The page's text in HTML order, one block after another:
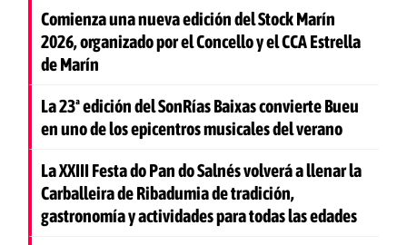
Comienza una nueva edición del Stock Marín
2026, organizado por el Concello y el CCA Estrella
de Marín
La 23ª edición del SonRías Baixas convierte Bueu
en uno de los epicentros musicales del verano
La XXIII Festa do Pan do Salnés volverá a llenar la
Carballeira de Ribadumia de tradición,
gastronomía y actividades para todas las edades